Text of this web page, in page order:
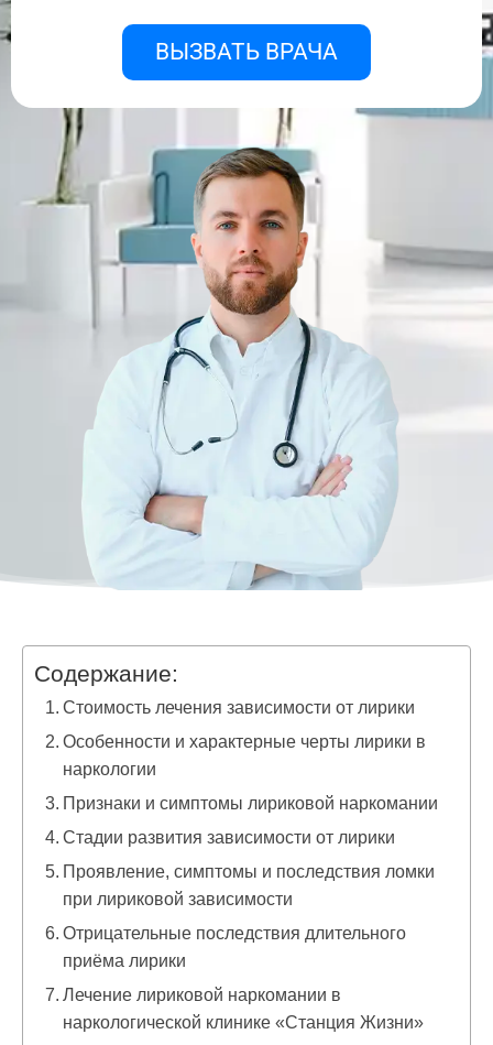
ВЫЗВАТЬ ВРАЧА
Содержание:
Стоимость лечения зависимости от лирики
Особенности и характерные черты лирики в
наркологии
Признаки и симптомы лириковой наркомании
Стадии развития зависимости от лирики
Проявление, симптомы и последствия ломки
при лириковой зависимости
Отрицательные последствия длительного
приёма лирики
Лечение лириковой наркомании в
наркологической клинике «Станция Жизни»